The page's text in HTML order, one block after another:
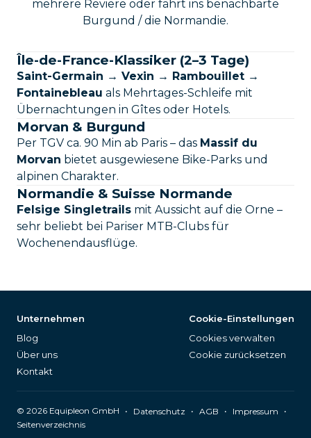
mehrere Reviere oder fährt ins benachbarte
Burgund / die Normandie.
Île-de-France-Klassiker (2–3 Tage)
Saint-Germain → Vexin → Rambouillet →
Fontainebleau als Mehrtages-Schleife mit
Übernachtungen in Gîtes oder Hotels.
Morvan & Burgund
Per TGV ca. 90 Min ab Paris – das Massif du
Morvan bietet ausgewiesene Bike-Parks und
alpinen Charakter.
Normandie & Suisse Normande
Felsige Singletrails mit Aussicht auf die Orne –
sehr beliebt bei Pariser MTB-Clubs für
Wochenendausflüge.
Unternehmen
Blog
Über uns
Kontakt
Cookie-Einstellungen
Cookies verwalten
Cookie zurücksetzen
© 2026 Equipleon GmbH • Datenschutz • AGB • Impressum
•
Seitenverzeichnis